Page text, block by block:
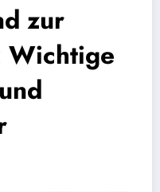
zur
Wichtige